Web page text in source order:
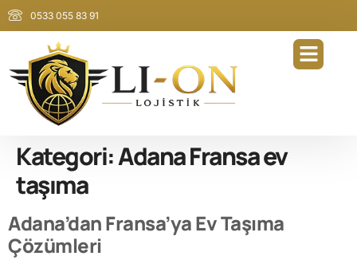
0533 055 83 91
Kategori:Adana Fransa ev
taşıma
Adana’dan Fransa’ya Ev Taşıma
Çözümleri